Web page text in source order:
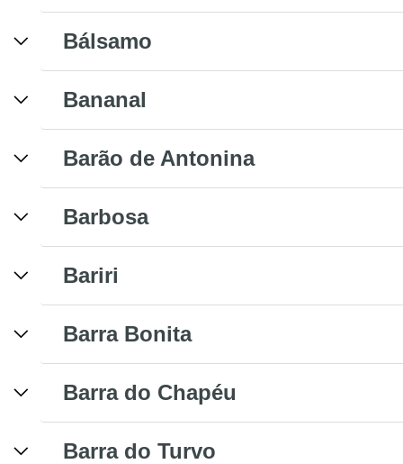
Bálsamo
Bananal
Barão de Antonina
Barbosa
Bariri
Barra Bonita
Barra do Chapéu
Barra do Turvo